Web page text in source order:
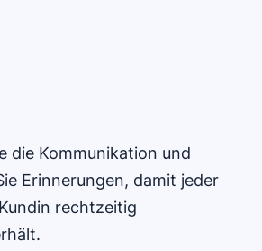
die Kommunikation und
Erinnerungen, damit jeder
rechtzeitig